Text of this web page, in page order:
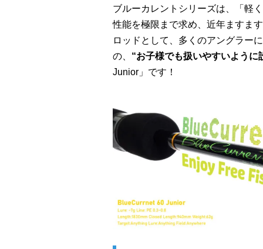
ブルーカレントシリーズは、「軽
性能を極限まで求め、近年ますま
ロッドとして、多くのアングラー
の、 “お子様でも扱いやすいように
Junior」です！